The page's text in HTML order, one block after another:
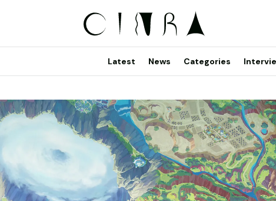
Latest News Categories